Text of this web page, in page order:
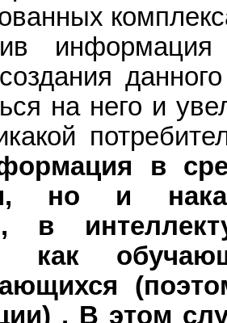
на него и
в
но и
в
как
. В этом